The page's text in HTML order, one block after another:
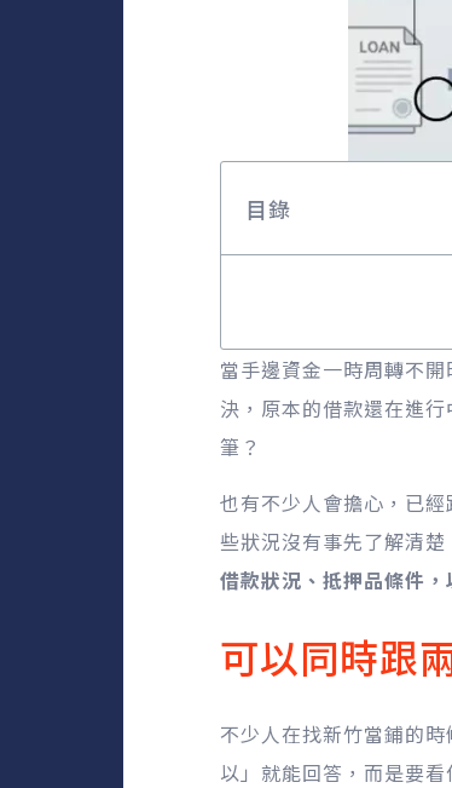
目錄
當手邊資金一時周轉不
決，原本的借款還在進
筆？
也有不少人會擔心，已
些狀況沒有事先了解清
借款狀況、抵押品條件
可以同時跟
不少人在找新竹當鋪的
以」就能回答，而是要看